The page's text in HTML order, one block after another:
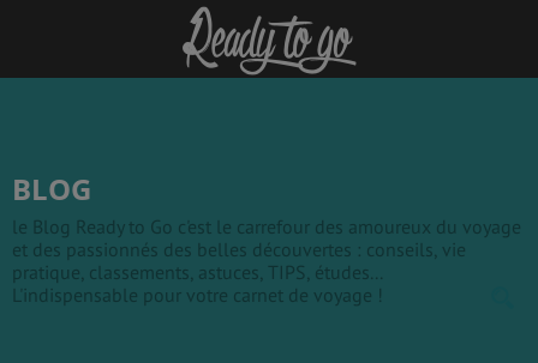
BLOG
le Blog Ready to Go c'est le carrefour des amoureux du voyage
et des passionnés des belles découvertes : conseils, vie
pratique, classements, astuces, TIPS, études...
L'indispensable pour votre carnet de voyage !